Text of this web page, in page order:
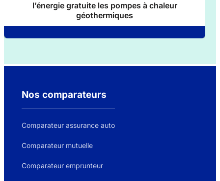
l’énergie gratuite les pompes à chaleur
géothermiques
Nos comparateurs
Comparateur assurance auto
Comparateur mutuelle
Comparateur emprunteur